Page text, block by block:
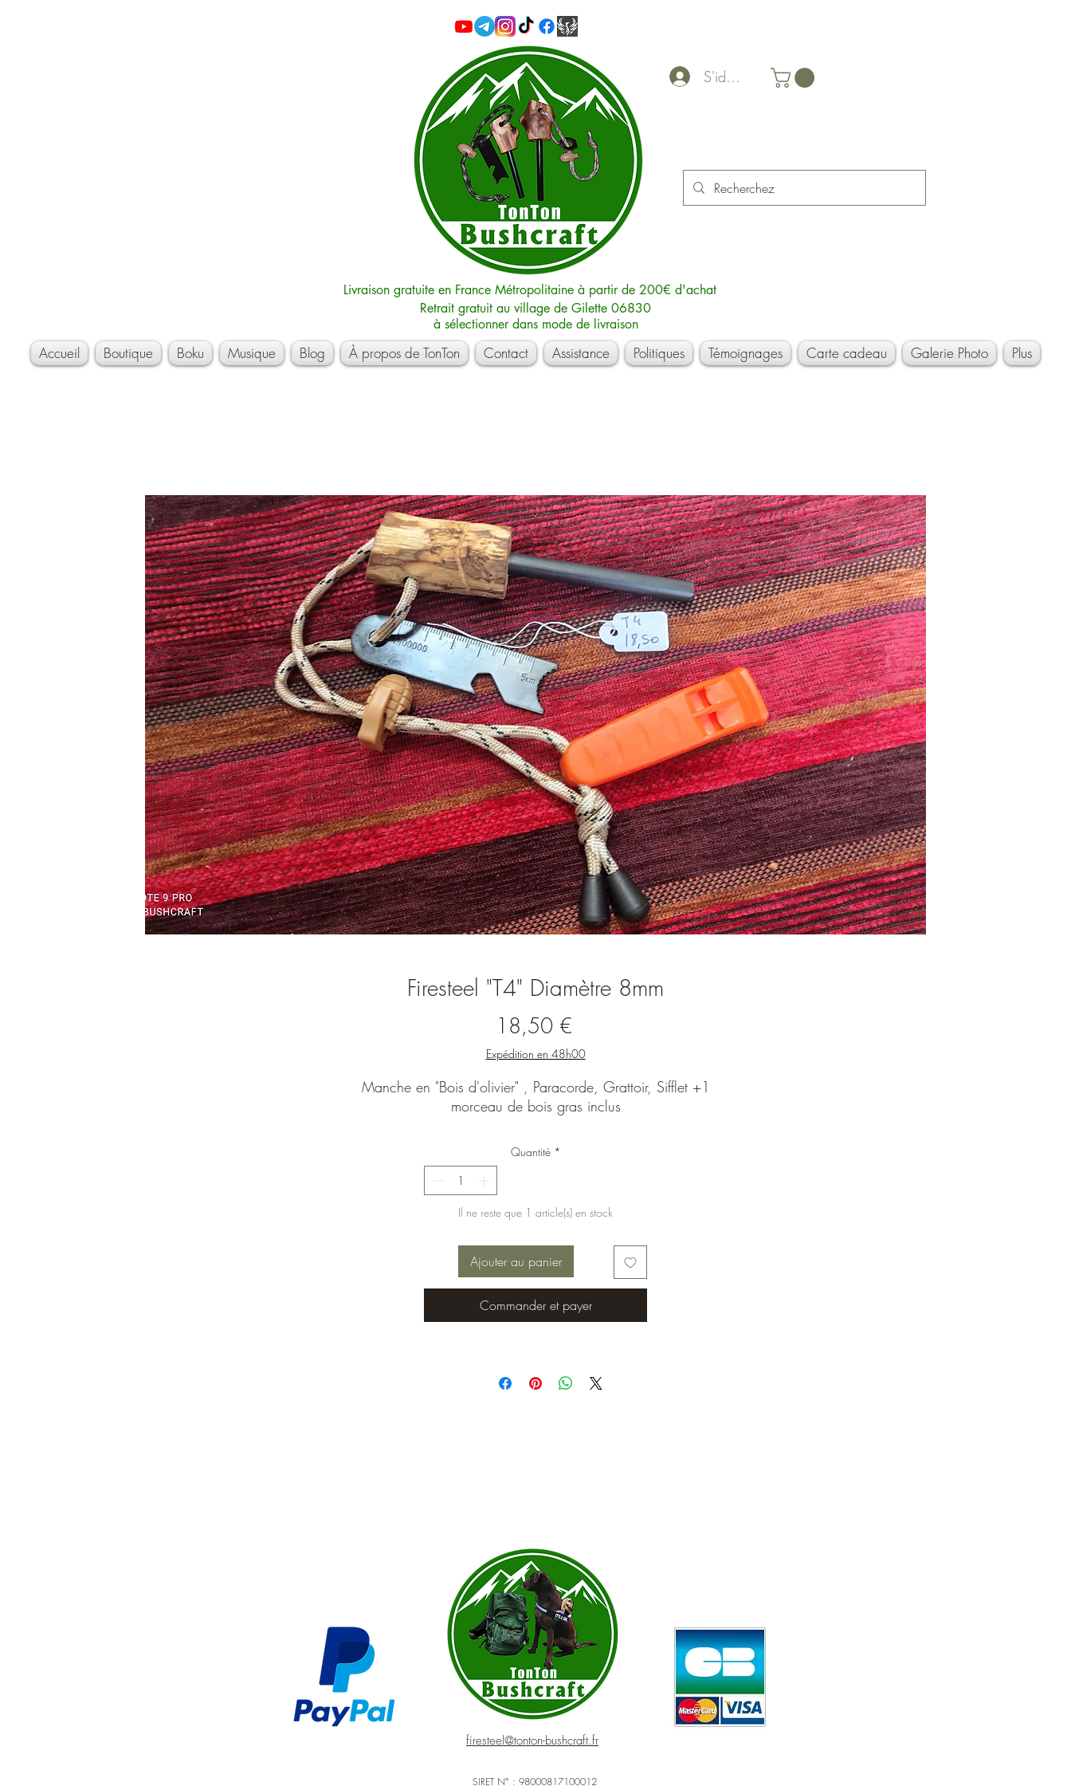
S'identifier
Livraison gratuite en France Métropolitaine à partir de 200€ d'achat
Retrait gratuit au village de Gilette 06830
à sélectionner dans mode de livraison
Accueil Boutique Boku Musique Blog À propos de TonTon Contact Assistance Politiques Témoignages Carte cadeau Galerie Photo Plus
Firesteel "T4" Diamètre 8mm
18,50 €Prix
Expédition en 48h00
Manche en "Bois d'olivier" , Paracorde, Grattoir, Sifflet +1
morceau de bois gras inclus
Quantité *
Il ne reste que 1 article(s) en stock
Ajouter au panier
Commander et payer
firesteel@tonton-bushcraft.fr
SIRET N° : 98000817100012